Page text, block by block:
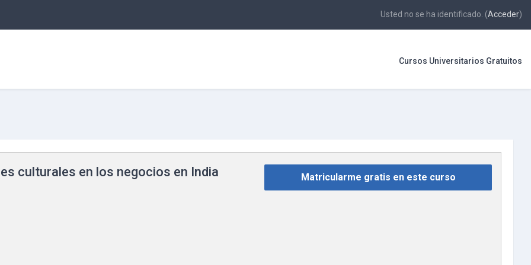
Usted no se ha identificado. (Acceder)
Cursos Universitarios Gratuitos
culturales en los negocios en India Matricularme gratis en este curso